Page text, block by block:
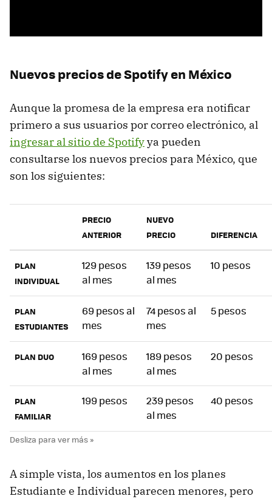
Nuevos precios de Spotify en México
Aunque la promesa de la empresa era notificar
primero a sus usuarios por correo electrónico, al
ingresar al sitio de Spotifyya pueden
consultarse los nuevos precios para México, que
son los siguientes:
PRECIO
ANTERIOR
NUEVO
PRECIO
DIFERENCIA
PLAN
INDIVIDUAL
129 pesos
al mes
139 pesos
al mes
10 pesos
PLAN
ESTUDIANTES
69 pesos al
mes
74 pesos al
mes
5 pesos
PLAN DUO
169 pesos
al mes
189 pesos
al mes
20 pesos
PLAN
FAMILIAR
199 pesos
239 pesos
al mes
40 pesos
A simple vista, los aumentos en los planes
Estudiante e Individual parecen menores, pero